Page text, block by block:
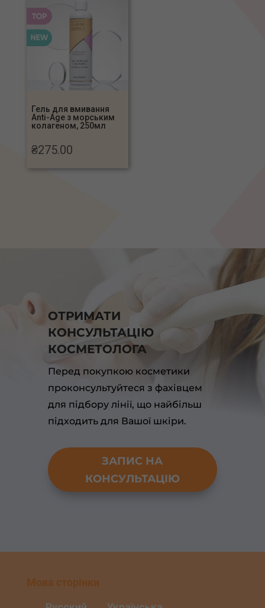
Гель для вмивання
Anti-Age з морським
колагеном, 250мл
₴275.00
ОТРИМАТИ
КОНСУЛЬТАЦІЮ
КОСМЕТОЛОГА
Перед покупкою косметики
проконсультуйтеся з фахівцем
для підбору лінії, що найбільш
підходить для Вашої шкіри.
ЗАПИС НА
КОНСУЛЬТАЦІЮ
Мова сторінки